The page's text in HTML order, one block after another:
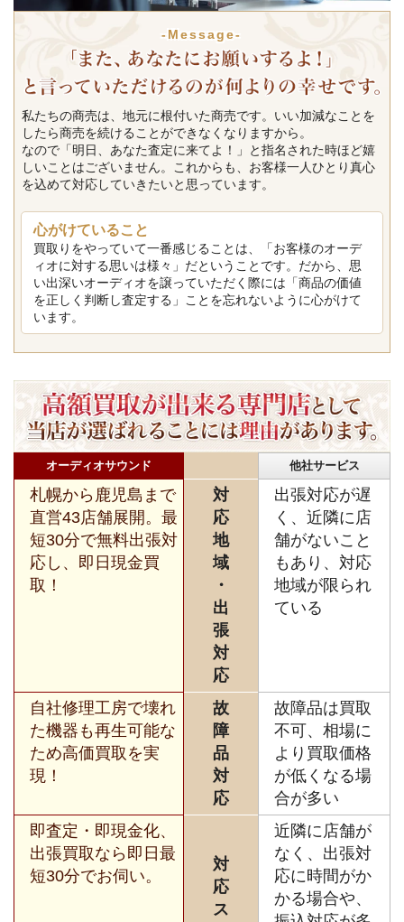
-Message-
私たちの商売は、地元に根付いた商売です。いい加減なことを
したら商売を続けることができなくなりますから。
なので「明日、あなた査定に来てよ！」と指名された時ほど嬉
しいことはございません。これからも、お客様一人ひとり真心
を込めて対応していきたいと思っています。
心がけていること
買取りをやっていて一番感じることは、「お客様のオーデ
ィオに対する思いは様々」だということです。だから、思
い出深いオーディオを譲っていただく際には「商品の価値
を正しく判断し査定する」ことを忘れないように心がけて
います。
オーディオサウンド 他社サービス
札幌から鹿児島まで
直営43店舗展開。最
短30分で無料出張対
応し、即日現金買
取！
対
応
地
域
・
出
張
対
応
出張対応が遅
く、近隣に店
舗がないこと
もあり、対応
地域が限られ
ている
自社修理工房で壊れ
た機器も再生可能な
ため高価買取を実
現！
故
障
品
対
応
故障品は買取
不可、相場に
より買取価格
が低くなる場
合が多い
即査定・即現金化、
出張買取なら即日最
短30分でお伺い。
対
応
ス
近隣に店舗が
なく、出張対
応に時間がか
かる場合や、